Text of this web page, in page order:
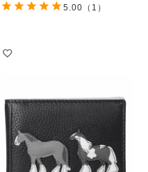
5.00 （1）